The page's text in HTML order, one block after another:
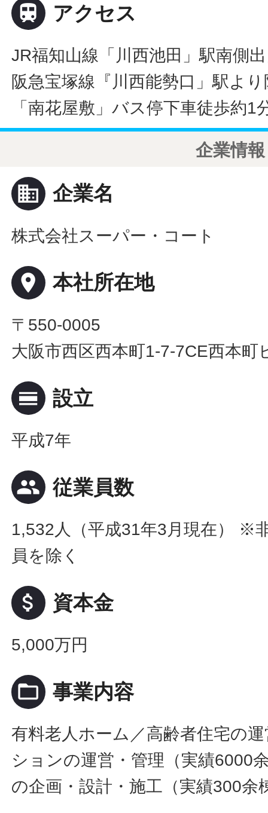
 アクセス
JR福知山線「川西池田」駅南側
阪急宝塚線『川西能勢口」駅よ
「南花屋敷」バス停下車徒歩約1
企業情報
business 企業名
株式会社スーパー・コート
place 本社所在地
〒550-0005
大阪市西区西本町1-7-7CE西本町
calendar_view_day 設立
平成7年
people 従業員数
1,532人（平成31年3月現在） ※
員を除く
attach_money 資本金
5,000万円
folder_open 事業内容
有料老人ホーム／高齢者住宅の
ションの運営・管理（実績6000
の企画・設計・施工（実績300余